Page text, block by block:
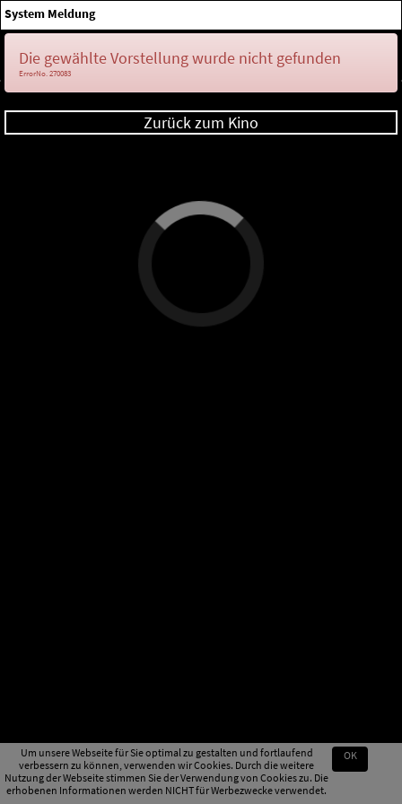
Um unsere Webseite für Sie optimal zu gestalten und fortlaufend
verbessern zu können, verwenden wir Cookies. Durch die weitere
Nutzung der Webseite stimmen Sie der Verwendung von Cookies zu. Die
erhobenen Informationen werden NICHT für Werbezwecke verwendet.
OK
System Meldung
Die gewählte Vorstellung wurde nicht gefunden
ErrorNo. 270083
Zurück zum Kino